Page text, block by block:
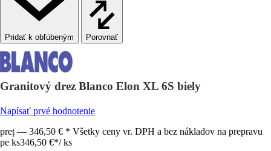
Porovnať
Granitový drez Blanco Elon XL 6S biely
Napísať prvé hodnotenie
preț — 346,50 € * Všetky ceny vr. DPH a bez nákladov na prepravu
pe ks346,50 €*/ ks